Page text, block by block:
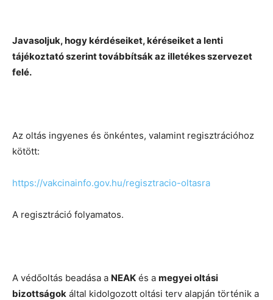
Javasoljuk, hogy kérdéseiket, kéréseiket a lenti
tájékoztató szerint továbbítsák az illetékes szervezet
felé.
Az oltás ingyenes és önkéntes, valamint regisztrációhoz
kötött:
https://vakcinainfo.gov.hu/regisztracio-oltasra
A regisztráció folyamatos.
A védőoltás beadása a NEAK és a megyei oltási
bizottságok által kidolgozott oltási terv alapján történik a